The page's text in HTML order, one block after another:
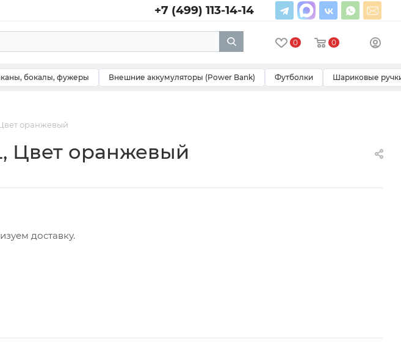
+7 (499) 113-14-14
0 0
бокалы, фужеры Внешние аккумуляторы (Power Bank) Футболки Шариковые
оранжевый
Цвет оранжевый
доставку.